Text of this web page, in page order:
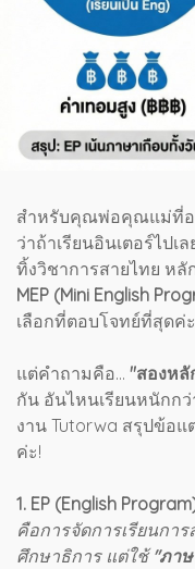
สำหรับคุณพ่อคุณแม่ที่อ
ว่าถ้าเรียนอินเตอร์ไปเ
ทิ้งวิชาการสายไทย หลั
MEP (Mini English
เลือกที่ตอบโจทย์ที่สุดค่ะ
แต่คำถามคือ... "สองหลั
กัน อันไหนเรียนหนักก
งาน Tutorwa สรุปข้อ
ค่ะ!
1. EP (English
คือการจัดการเรียนกา
ศึกษาธิการ แต่ใช้"ภา